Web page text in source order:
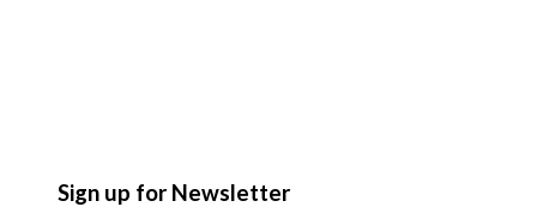
Sign up for Newsletter